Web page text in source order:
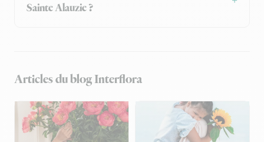
Sainte Alauzie ?
Articles du blog Interflora